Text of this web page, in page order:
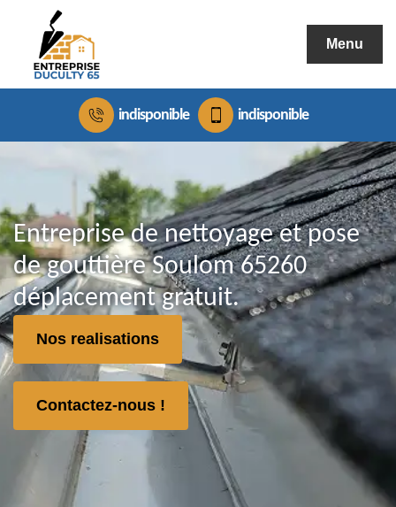
Menu
indisponible indisponible
Entreprise de nettoyage et pose
de gouttière Soulom 65260
déplacement gratuit.
Nos realisations
Contactez-nous !